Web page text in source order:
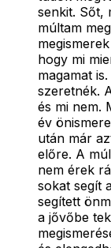
senkit. Sőt,
múltam
hogy mi
magamat
szeretnék.
és mi nem.
év
után már
előre. A
nem érek
sokat segít
segített
a jővőbe